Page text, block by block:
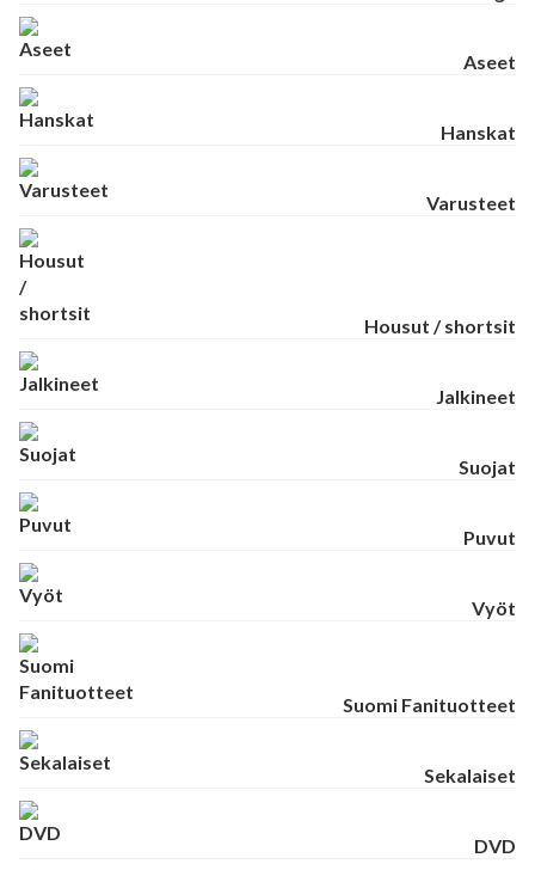
Aseet
Hanskat
Varusteet
Housut / shortsit
Jalkineet
Suojat
Puvut
Vyöt
Suomi Fanituotteet
Sekalaiset
DVD